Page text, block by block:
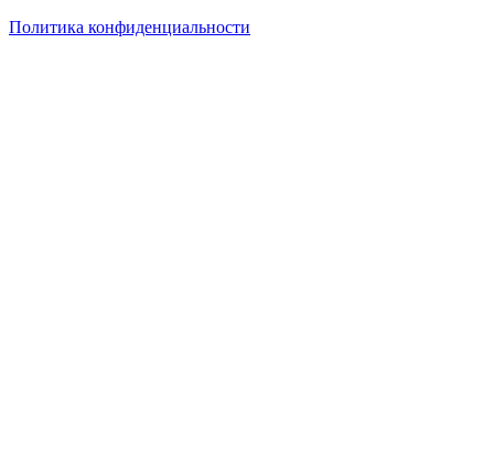
Политика конфиденциальности